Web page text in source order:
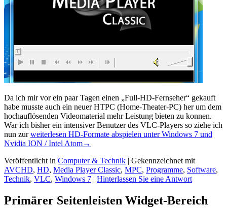
Da ich mir vor ein paar Tagen einen „Full-HD-Fernseher“ gekauft
habe musste auch ein neuer HTPC (Home-Theater-PC) her um dem
hochauflösenden Videomaterial mehr Leistung bieten zu konnen.
War ich bisher ein intensiver Benutzer des VLC-Players so ziehe ich
nun zurweiterlesen HD-Formate abspielen unter Windows 7 und
Nvidia ION / Intel Atom→
Veröffentlicht in Computer & Technik | Gekennzeichnet mit
AVCHD, HD, Media Player Classic, MPC, Programme, Software,
Technik, VLC, Windows 7 | Hinterlassen Sie eine Antwort
Primärer Seitenleisten Widget-Bereich